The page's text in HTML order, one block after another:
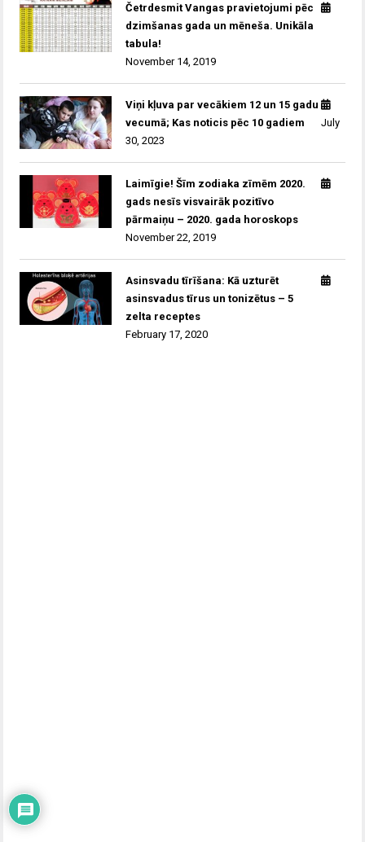
Četrdesmit Vangas pravietojumi pēc
dzimšanas gada un mēneša. Unikāla
tabula!
November 14, 2019
Viņi kļuva par vecākiem 12 un 15 gadu
vecumā; Kas noticis pēc 10 gadiem
July
30, 2023
Laimīgie! Šīm zodiaka zīmēm 2020.
gads nesīs visvairāk pozitīvo
pārmaiņu – 2020. gada horoskops
November 22, 2019
Asinsvadu tīrīšana: Kā uzturēt
asinsvadus tīrus un tonizētus – 5
zelta receptes
February 17, 2020